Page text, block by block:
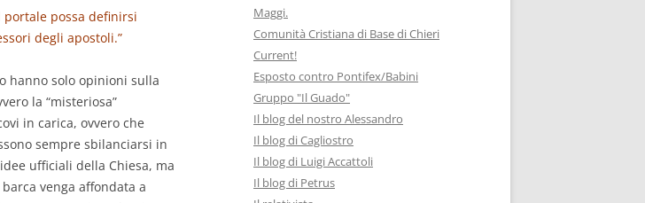
portale possa definirsi
degli apostoli.”
hanno solo opinioni sulla
la “misteriosa”
in carica, ovvero che
sempre sbilanciarsi in
ufficiali della Chiesa, ma
venga affondata a
Maggi.
Comunità Cristiana di Base di Chieri
Current!
Esposto contro Pontifex/Babini
Gruppo "Il Guado"
Il blog del nostro Alessandro
Il blog di Cagliostro
Il blog di Luigi Accattoli
Il blog di Petrus